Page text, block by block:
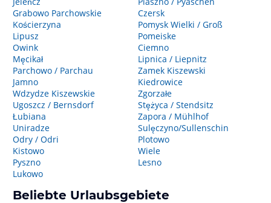
Grabowo Parchowskie
Kościerzyna
Lipusz
Owink
Męcikał
Parchowo / Parchau
Jamno
Wdzydze Kiszewskie
Ugoszcz / Bernsdorf
Łubiana
Uniradze
Odry / Odri
Kistowo
Pyszno
Lukowo
Czersk
Pomysk Wielki / Groß
Pomeiske
Ciemno
Lipnica / Liepnitz
Zamek Kiszewski
Kiedrowice
Zgorzałe
Stężyca / Stendsitz
Zapora / Mühlhof
Sulęczyno/Sullenschin
Plotowo
Wiele
Lesno
Beliebte Urlaubsgebiete